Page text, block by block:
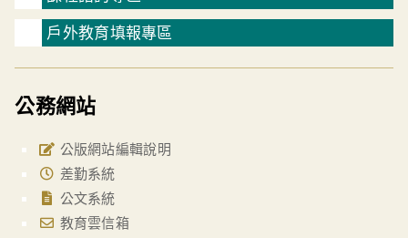
戶外教育填報專區
公務網站
公版網站編輯說明
差勤系統
公文系統
教育雲信箱